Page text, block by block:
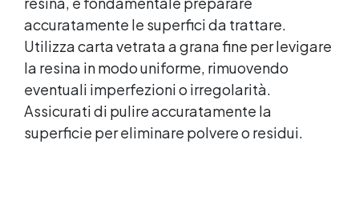
accuratamente le superfici da trattare.
Utilizza carta vetrata a grana fine per levigare
la resina in modo uniforme, rimuovendo
eventuali imperfezioni o irregolarità.
Assicurati di pulire accuratamente la
superficie per eliminare polvere o residui.